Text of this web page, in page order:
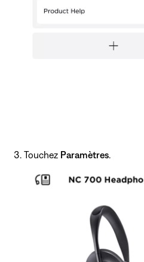
Touchez Paramètres